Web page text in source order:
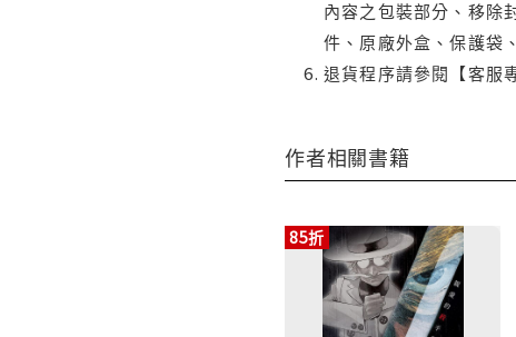
內容之包裝部分、移除
件、原廠外盒、保護袋
退貨程序請參閱【客服
作者相關書籍
85折